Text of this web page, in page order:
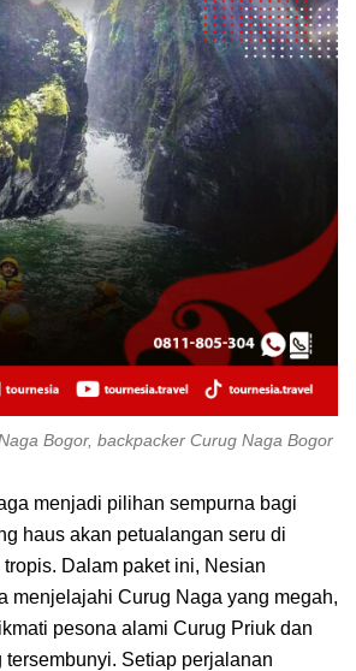
Bogor, backpacker Curug Naga Bogor
menjadi pilihan sempurna bagi
haus akan petualangan seru di
Dalam paket ini, Nesian
menjelajahi Curug Naga yang megah,
pesona alami Curug Priuk dan
Setiap perjalanan